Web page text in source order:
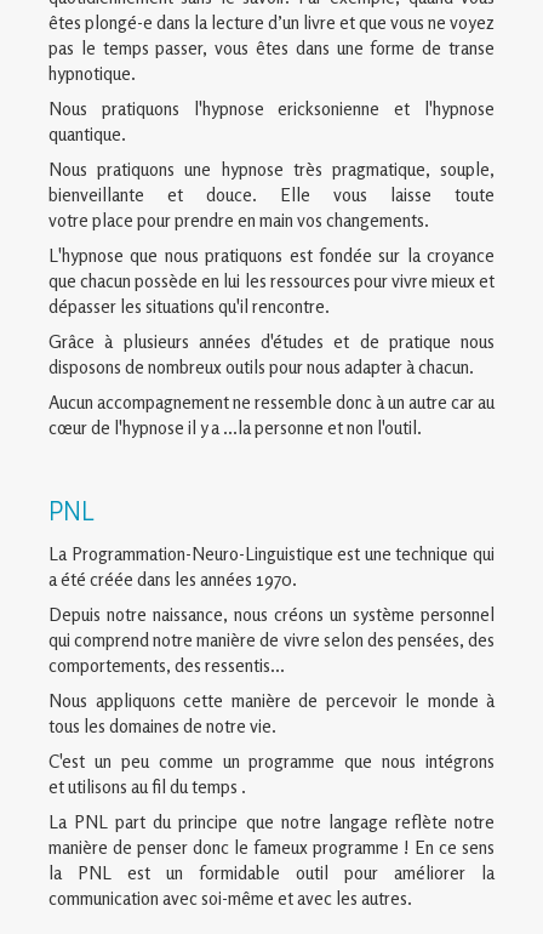
êtes plongé-e dans la lecture d’un livre et que vous ne voyez
pas le temps passer, vous êtes dans une forme de transe
hypnotique.
Nous pratiquons l'hypnose ericksonienne et l'hypnose
quantique.
Nous pratiquons une hypnose très pragmatique, souple,
bienveillante et douce. Elle vous laisse toute
votre place pour prendre en main vos changements.
L'hypnose que nous pratiquons est fondée sur la croyance
que chacun possède en lui les ressources pour vivre mieux et
dépasser les situations qu'il rencontre.
Grâce à plusieurs années d'études et de pratique nous
disposons de nombreux outils pour nous adapter à chacun.
Aucun accompagnement ne ressemble donc à un autre car au
cœur de l'hypnose il y a ...la personne et non l'outil.
PNL
La Programmation-Neuro-Linguistique est une technique qui
a été créée dans les années 1970.
Depuis notre naissance, nous créons un système personnel
qui comprend notre manière de vivre selon des pensées, des
comportements, des ressentis...
Nous appliquons cette manière de percevoir le monde à
tous les domaines de notre vie.
C'est un peu comme un programme que nous intégrons
et utilisons au fil du temps .
La PNL part du principe que notre langage reflète notre
manière de penser donc le fameux programme ! En ce sens
la PNL est un formidable outil pour améliorer la
communication avec soi-même et avec les autres.